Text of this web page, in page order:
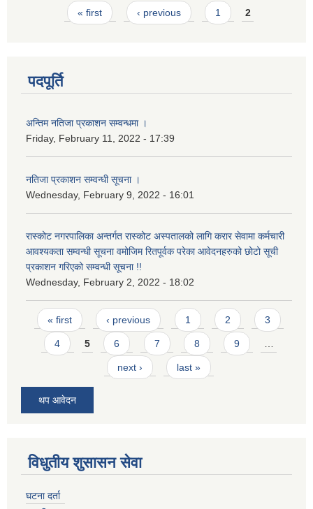
Pages« first ‹ previous 1 2
पदपूर्ति
अन्तिम नतिजा प्रकाशन सम्वन्धमा ।
Friday, February 11, 2022 - 17:39
नतिजा प्रकाशन सम्वन्धी सूचना ।
Wednesday, February 9, 2022 - 16:01
रास्कोट नगरपालिका अन्तर्गत रास्कोट अस्पतालको लागि करार सेवामा कर्मचारी
आवश्यकता सम्वन्धी सूचना वमोजिम रितपूर्वक परेका आवेदनहरुको छोटो सूची
प्रकाशन गरिएको सम्वन्धी सूचना !!
Wednesday, February 2, 2022 - 18:02
Pages
« first ‹ previous 1 2 3
4 5 6 7 8 9 …
next › last »
थप आवेदन
विधुतीय शुसासन सेवा
घटना दर्ता